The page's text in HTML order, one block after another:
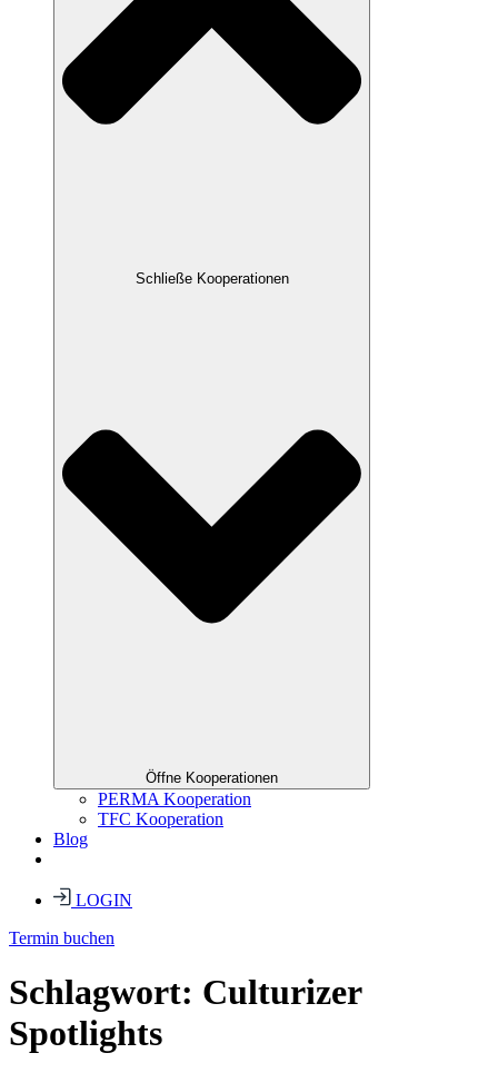
Schließe Kooperationen
Öffne Kooperationen
PERMA Kooperation
TFC Kooperation
Blog
LOGIN
Termin buchen
Schlagwort: Culturizer
Spotlights